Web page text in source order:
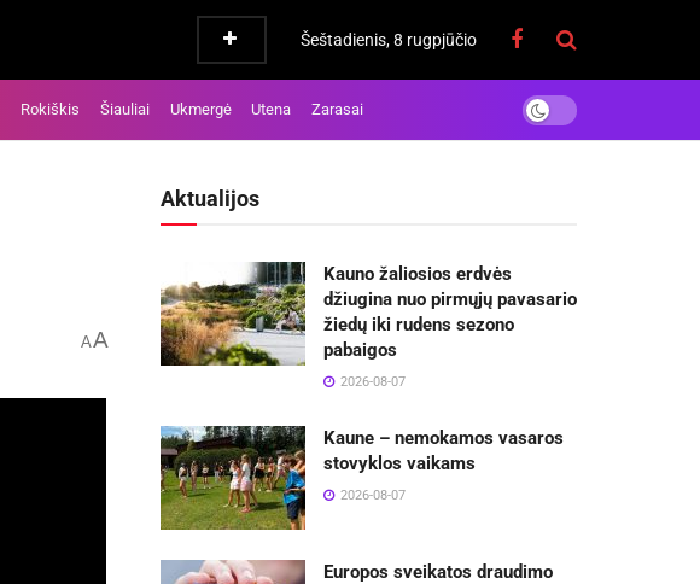
Šeštadienis, 8 rugpjūčio
Rokiškis Šiauliai Ukmergė Utena Zarasai
AA
Aktualijos
Kauno žaliosios erdvės
džiugina nuo pirmųjų pavasario
žiedų iki rudens sezono
pabaigos
2026-08-07
Kaune – nemokamos vasaros
stovyklos vaikams
2026-08-07
Europos sveikatos draudimo